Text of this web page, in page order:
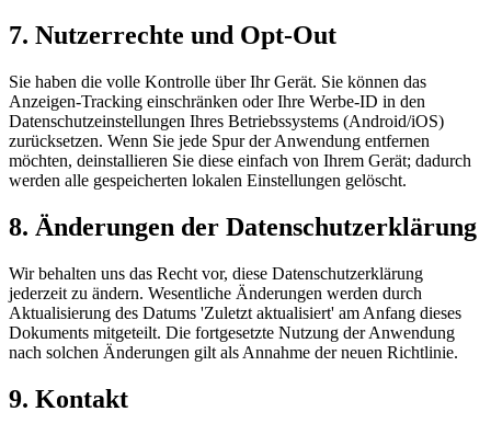
7. Nutzerrechte und Opt-Out
Sie haben die volle Kontrolle über Ihr Gerät. Sie können das
Anzeigen-Tracking einschränken oder Ihre Werbe-ID in den
Datenschutzeinstellungen Ihres Betriebssystems (Android/iOS)
zurücksetzen. Wenn Sie jede Spur der Anwendung entfernen
möchten, deinstallieren Sie diese einfach von Ihrem Gerät; dadurch
werden alle gespeicherten lokalen Einstellungen gelöscht.
8. Änderungen der Datenschutzerklärung
Wir behalten uns das Recht vor, diese Datenschutzerklärung
jederzeit zu ändern. Wesentliche Änderungen werden durch
Aktualisierung des Datums 'Zuletzt aktualisiert' am Anfang dieses
Dokuments mitgeteilt. Die fortgesetzte Nutzung der Anwendung
nach solchen Änderungen gilt als Annahme der neuen Richtlinie.
9. Kontakt